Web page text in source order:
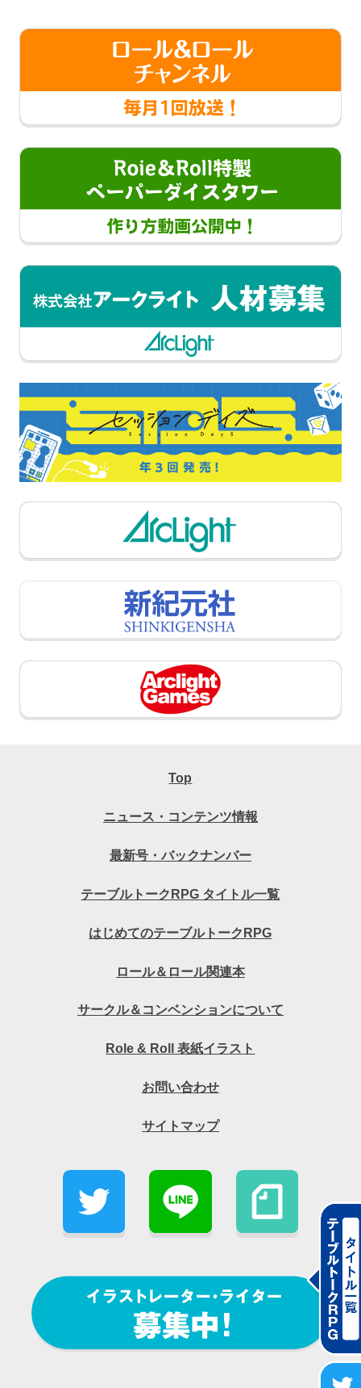
Top
ニュース・コンテンツ情報
最新号・バックナンバー
テーブルトークRPG タイトル一覧
はじめてのテーブルトークRPG
ロール＆ロール関連本
サークル＆コンベンションについて
Role & Roll 表紙イラスト
お問い合わせ
サイトマップ